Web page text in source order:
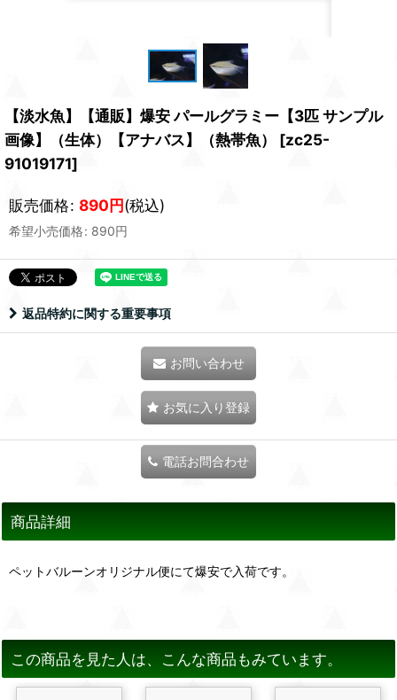
【淡水魚】【通販】爆安 パールグラミー【3匹 サンプル
画像】（生体）【アナバス】（熱帯魚）
[zc25-
91019171]
販売価格: 890円(税込)
希望小売価格: 890円
返品特約に関する重要事項
お問い合わせ
お気に入り登録
電話お問合わせ
商品詳細
ペットバルーンオリジナル便にて爆安で入荷です。
この商品を見た人は、こんな商品もみています。